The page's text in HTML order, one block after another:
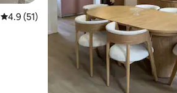
平均评分 4.9 分（满分 5 分），共 51 条评价
4.9 (51)